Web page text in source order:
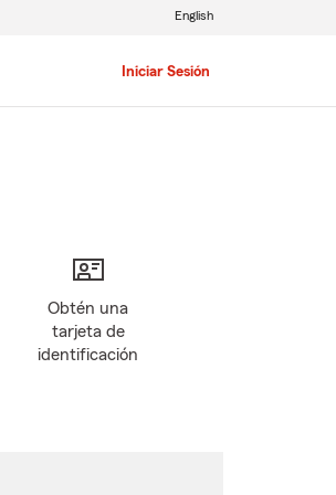
Iniciar Sesión
English
Obtén una
tarjeta de
identificación